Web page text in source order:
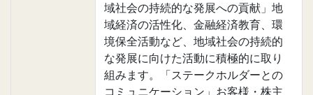
域社会の持続的な発展への貢献」地
域経済の活性化、金融経済教育、環
境保全活動など、地域社会の持続的
な発展に向けた活動に積極的に取り
組みます。「ステークホルダーとの
コミュニケーション」お客様・株主